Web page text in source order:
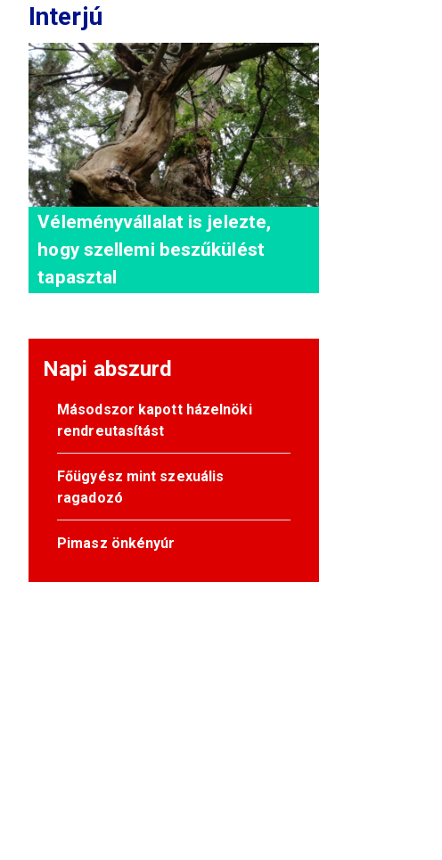
Interjú
Véleményvállalat is jelezte,
hogy szellemi beszűkülést
tapasztal
Napi abszurd
Másodszor kapott házelnöki
rendreutasítást
Főügyész mint szexuális
ragadozó
Pimasz önkényúr